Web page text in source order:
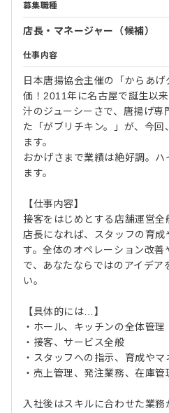
募集職種
店長・マネージャー（候補）
仕事内容
日本唐揚協会主催の「からあ
価！2011年に名古屋で誕生以
汁のジューシーさで、唐揚げ専
た「がブリチキン。」が、今回
ます。
おかげさまで業績は絶好調。
ます。
【仕事内容】
接客をはじめとする店舗運営全
店長になれば、スタッフの育成
す。全体のオペレーション改善
で、あなたならではのアイデア
い。
【具体的には…】
・ホール、キッチンの全体管理
・接客、サービス全般
・スタッフへの指示、育成や
・売上管理、発注業務、在庫管
入社後はスキルに合わせた業務